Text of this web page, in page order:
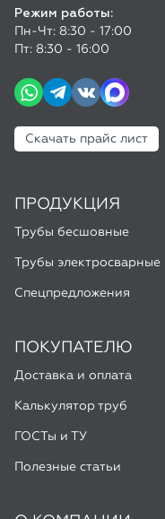
Режим работы:
Пн-Чт: 8:30 - 17:00
Пт: 8:30 - 16:00
Скачать прайс лист
ПРОДУКЦИЯ
Трубы бесшовные
Трубы электросварные
Спецпредложения
ПОКУПАТЕЛЮ
Доставка и оплата
Калькулятор труб
ГОСТы и ТУ
Полезные статьи